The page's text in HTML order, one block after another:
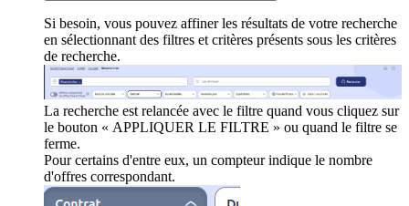
Si besoin, vous pouvez affiner les résultats de votre recherche
en sélectionnant des filtres et critères présents sous les critères
de recherche.
La recherche est relancée avec le filtre quand vous cliquez sur
le bouton « APPLIQUER LE FILTRE » ou quand le filtre se
ferme.
Pour certains d'entre eux, un compteur indique le nombre
d'offres correspondant.